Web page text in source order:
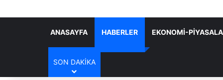
ANASAYFA HABERLER EKONOMI-
SON DAKIKA